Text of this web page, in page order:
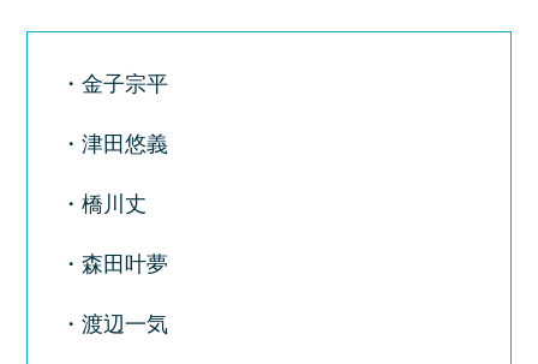
・金子宗平
・津田悠義
・橋川丈
・森田叶夢
・渡辺一気